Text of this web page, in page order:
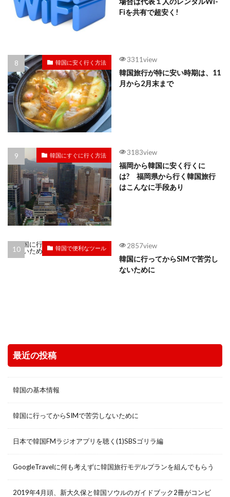
Fiを共有で超安く!
韓国に安く行く方法 3311view
韓国旅行が特に安い時期は、11
月から2月末まで
韓国にすぐに行く方法 3183view
福岡から韓国に安く行くに
は? 福岡県から行く韓国旅行
はこんなに手段あり
韓国で便利なツール 2857view
韓国に行ってからSIMで苦労し
ないために
最近の投稿
韓国の基本情報
韓国に行ってからSIMで苦労しないために
日本で韓国FMラジオアプリを聴く(1)SBSゴリラ編
GoogleTravelに何も考えずに韓国旅行モデルプランを組んでもらう
2019年4月頭、新大久保と韓国ソウルのガイドブック2冊がコンビ